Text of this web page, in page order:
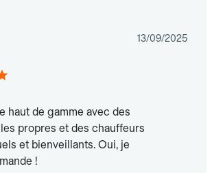
13/09/2025
haut de gamme avec des
propres et des chauffeurs
et bienveillants. Oui, je
!